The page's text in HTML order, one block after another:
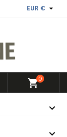
EUR € 
shopping_cart0